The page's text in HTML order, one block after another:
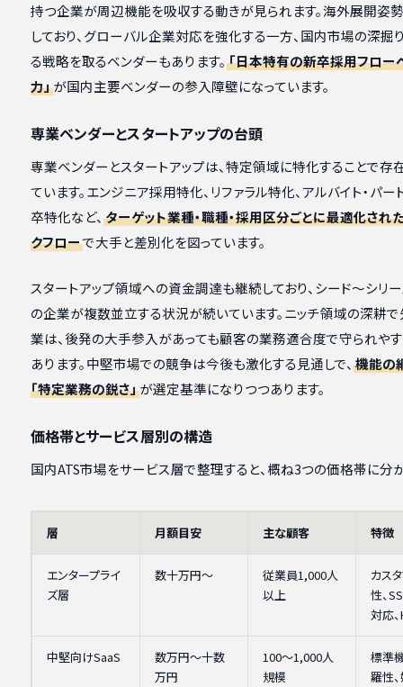
持つ企業が周辺機能を吸収する動きが見られます。海外展開姿
しており、グローバル企業対応を強化する一方、国内市場の深掘
る戦略を取るベンダーもあります。 「日本特有の新卒採用フロー
力」が国内主要ベンダーの参入障壁になっています。
専業ベンダーとスタートアップの台頭
専業ベンダーとスタートアップは、特定領域に特化することで存
ています。エンジニア採用特化、リファラル特化、アルバイト・パー
卒特化など、 ターゲット業種・職種・採用区分ごとに最適化され
クフローで大手と差別化を図っています。
スタートアップ領域への資金調達も継続しており、シード〜シリ
の企業が複数並立する状況が続いています。ニッチ領域の深耕
業は、後発の大手参入があっても顧客の業務適合度で守られや
あります。中堅市場での競争は今後も激化する見通しで、 機能の
「特定業務の鋭さ」が選定基準になりつつあります。
価格帯とサービス層別の構造
国内ATS市場をサービス層で整理すると、概ね3つの価格帯に分
層 月額目安 主な顧客 特徴
エンタープライ
ズ層
数十万円〜
従業員1,000人
以上
カス
性、
対応
中堅向けSaaS
数万円〜十数
万円
100〜1,000人
規模
標準
羅性